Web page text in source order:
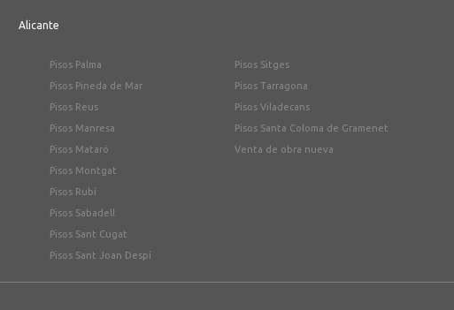
Alicante
Pisos Palma
Pisos Pineda de Mar
Pisos Reus
Pisos Manresa
Pisos Mataró
Pisos Montgat
Pisos Rubí
Pisos Sabadell
Pisos Sant Cugat
Pisos Sant Joan Despí
Pisos Sitges
Pisos Tarragona
Pisos Viladecans
Pisos Santa Coloma de Gramenet
Venta de obra nueva